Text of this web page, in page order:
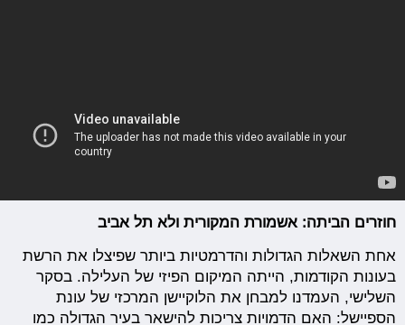
חוזרים הביתה: אשמורת המקורית ולא תל אביב
אחת השאלות הגדולות והדרמטיות ביותר שפיצלו את הרשת
בעונות הקודמות, הייתה המיקום הפיזי של העלילה. בסקר
השלישי, העמדנו למבחן את הלוקיישן המרכזי של עונת
הספיישל: האם הדמויות צריכות להישאר בעיר הגדולה כמו